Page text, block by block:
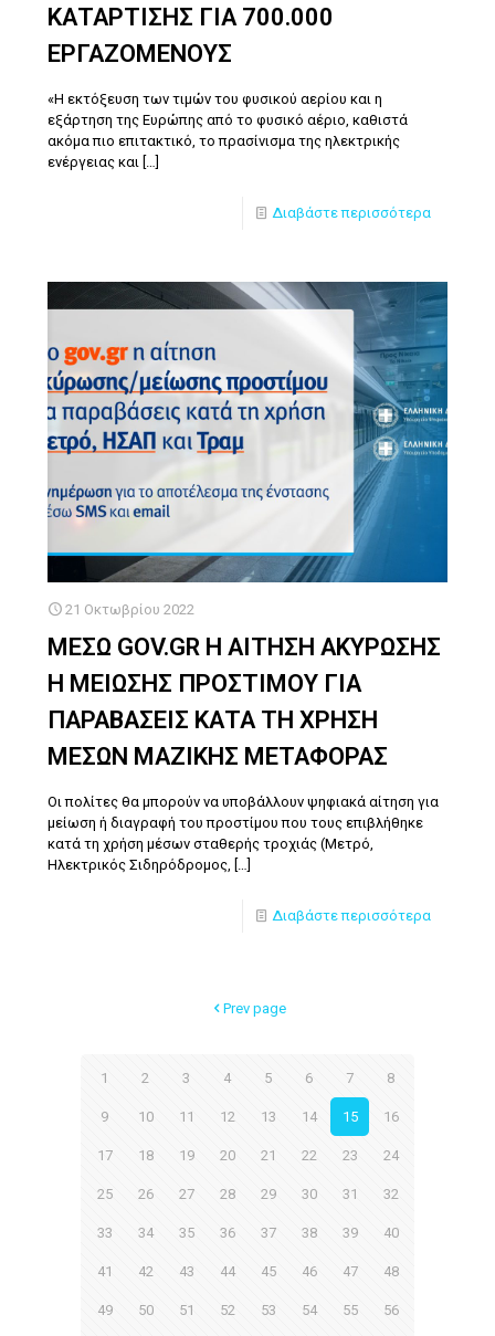
ΚΑΤΑΡΤΙΣΗΣ ΓΙΑ 700.000
ΕΡΓΑΖΟΜΕΝΟΥΣ
«Η εκτόξευση των τιμών του φυσικού αερίου και η
εξάρτηση της Ευρώπης από το φυσικό αέριο, καθιστά
ακόμα πιο επιτακτικό, το πρασίνισμα της ηλεκτρικής
ενέργειας και […]
Διαβάστε περισσότερα
21 Οκτωβρίου 2022
ΜΕΣΩ GOV.GR Η ΑΙΤΗΣΗ ΑΚΥΡΩΣΗΣ
Η ΜΕΙΩΣΗΣ ΠΡΟΣΤΙΜΟΥ ΓΙΑ
ΠΑΡΑΒΑΣΕΙΣ ΚΑΤΑ ΤΗ ΧΡΗΣΗ
ΜΕΣΩΝ ΜΑΖΙΚΗΣ ΜΕΤΑΦΟΡΑΣ
Οι πολίτες θα μπορούν να υποβάλλουν ψηφιακά αίτηση για
μείωση ή διαγραφή του προστίμου που τους επιβλήθηκε
κατά τη χρήση μέσων σταθερής τροχιάς (Μετρό,
Ηλεκτρικός Σιδηρόδρομος, […]
Διαβάστε περισσότερα
Prev page
1 2 3 4 5 6 7 8
9 10 11 12 13 14 15 16
17 18 19 20 21 22 23 24
25 26 27 28 29 30 31 32
33 34 35 36 37 38 39 40
41 42 43 44 45 46 47 48
49 50 51 52 53 54 55 56